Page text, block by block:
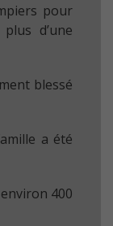
pour
d’une
blessé
a été
400